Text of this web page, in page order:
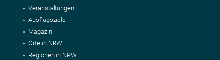
Veranstaltungen
Ausflugsziele
Magazin
Orte in NRW
Regionen in NRW